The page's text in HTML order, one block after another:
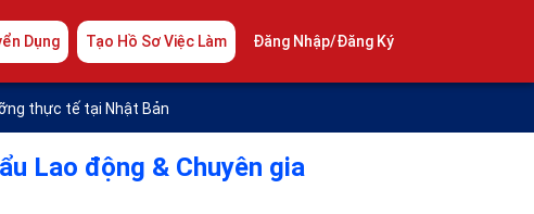
Dụng Tạo Hồ Sơ Việc Làm Đăng Nhập/Đăng Ký
thực tế tại Nhật Bản
Lao động & Chuyên gia